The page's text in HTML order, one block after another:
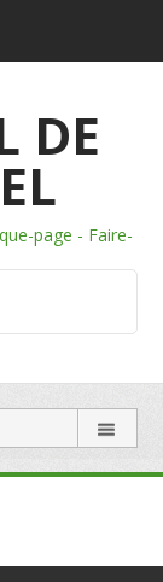
DE
page - Faire-